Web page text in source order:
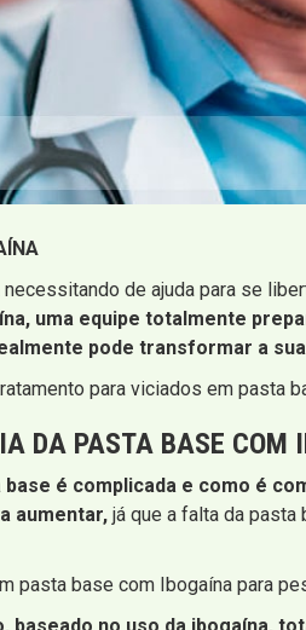
de ajuda para se
uma equipe totalmente
pode transformar a
para viciados em pasta
DA PASTA BASE COM
é complicada e como é
aumentar, já que a falta da
pasta base com Ibogaína para